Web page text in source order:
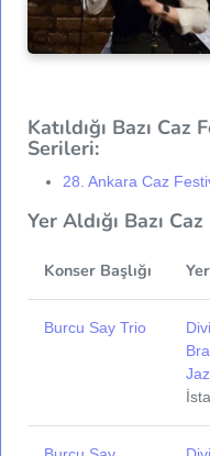
Katıldığı Bazı
Serileri:
28. Ankara Caz
Yer Aldığı Bazı
Konser Başlığı Yer
Burcu Say Trio